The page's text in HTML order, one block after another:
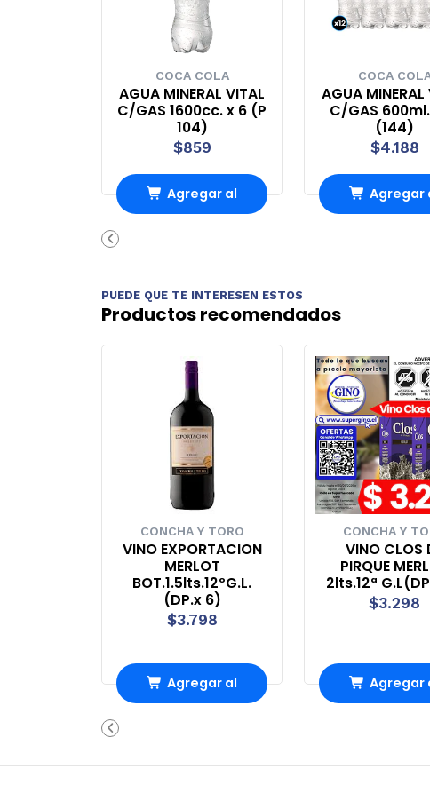
COCA COLA
AGUA MINERAL VITAL
C/GAS 1600cc. x 6 (P
104)
$859
Agregar al
COCA
AGUA MINERAL
C/GAS
(144)
$4.188
Agregar
PUEDE QUE TE INTERESEN ESTOS
Productos recomendados
CONCHA Y TORO
VINO EXPORTACION
MERLOT
BOT.1.5lts.12ºG.L.
(DP.x 6)
$3.798
Agregar al
CONCHA Y
VINO CLOS
PIRQUE
2lts.12ª
$3.298
Agregar